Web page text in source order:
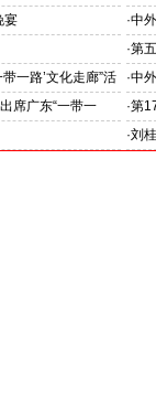
宴 ·中
·第
持续
一路’文化走廊”活
·中
新闻
席广东“一带一
·第
·刘